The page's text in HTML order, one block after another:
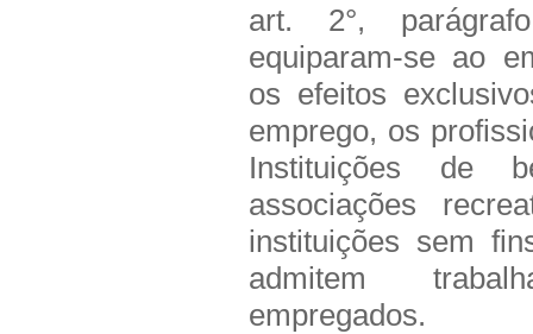
art. 2°,
equiparam-se ao
os efeitos
emprego, os
Instituições de
associações
instituições sem
admitem
empregados.